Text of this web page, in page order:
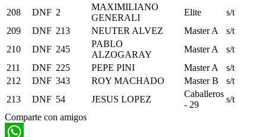
208
DNF 2
MAXIMILIANO
GENERALI
Elite
s/t
209
DNF 213 NEUTER ALVEZ Master A
s/t
210
DNF 245
PABLO
ALZOGARAY
Master A
s/t
211
DNF 225 PEPE PINI Master A
s/t
212
DNF 343 ROY MACHADO Master B
s/t
213
DNF 54 JESUS LOPEZ
Caballeros
- 29
s/t
Comparte con amigos